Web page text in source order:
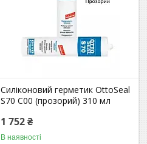
Силіконовий герметик OttoSeal
S70 С00 (прозорий) 310 мл
1 752 ₴
В наявності